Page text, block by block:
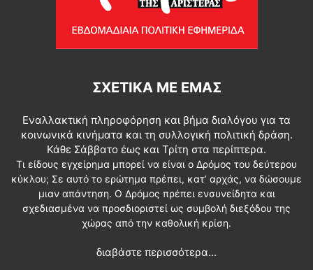
ΣΧΕΤΙΚΆ ΜΕ ΕΜΆΣ
Εναλλακτική πληροφόρηση και βήμα διαλόγου για τα
κοινωνικά κινήματα και τη συλλογική πολιτική δράση.
Κάθε Σάββατο έως και Τρίτη στα περίπτερα.
Τι είδους εγχείρημα μπορεί να είναι ο Δρόμος του δεύτερου
κύκλου; Σε αυτό το ερώτημα πρέπει, κατ’ αρχάς, να δώσουμε
μιαν απάντηση. Ο Δρόμος πρέπει ενσυνείδητα και
σχεδιασμένα να προσδιοριστεί ως συμβολή διεξόδου της
χώρας από την καθολική κρίση.
διαβάστε περισσότερα...